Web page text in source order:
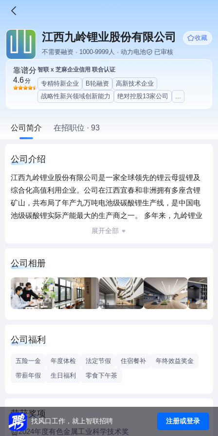
江西九岭锂业股份有限公司
收藏
不需要融资 · 1000-9999人 · 动力电池
已审核
靠谱分
4.6分
智联 x 芝麻企业信用 联合认证
专精特新企业 B轮融资
高新技术企业
战略性新兴领域创新能力
绝对控股13家公司 ...
公司简介 在招职位 · 93
公司介绍
江西九岭锂业股份有限公司是一家全球领先的锂云母提锂及
综合化高值利用企业。公司在江西宜春和非洲拥有多座含锂
矿山，共布局了年产九万吨电池级碳酸锂生产线，是中国电
池级碳酸锂实际产能最大的生产商之一。 多年来，九岭锂业
深耕于含锂瓷土矿的综合利用研究与开发，生产高白低铁长
利用，实现了尾泥，尾矿，锂冶炼剩余物全闭环加工利用的
绿色产业化发展。 2022 年九岭锂业在宜春纳税近 10 亿元，
2023 年纳税 15 亿元，是宜春本土企业财政税收贡献最大的
企业。革新引领改变，九岭锂业致力于深耕技术和研发，为
展开全部
公司相册
公司福利
五险一金 年度体检 法定节假 住宿餐补
年终效益奖金
带薪年假
生日福利 零食下午茶
荣获奖项
2024年度有色金属工业科学技术奖
找风口工作，就上智联招聘 注册或登录